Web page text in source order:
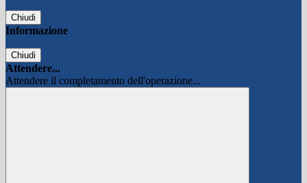
Chiudi
Informazione
Chiudi
Attendere...
Attendere il completamento dell'operazione...